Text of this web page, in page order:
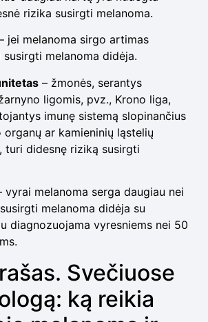
rizika susirgti melanoma.
jei melanoma sirgo artimas
melanoma didėja.
– žmonės, serantys
ligomis, pvz., Krono liga,
imunę sistemą slopinančius
ar kamieninių ląstelių
turi didesnę riziką susirgti
vyrai melanoma serga daugiau nei
melanoma didėja su
diagnozuojama vyresniems nei 50
Svečiuose
ką reikia